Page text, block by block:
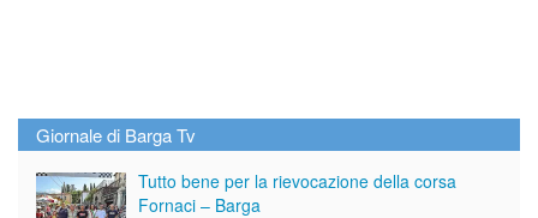
Giornale di Barga Tv
Tutto bene per la rievocazione della corsa
Fornaci – Barga